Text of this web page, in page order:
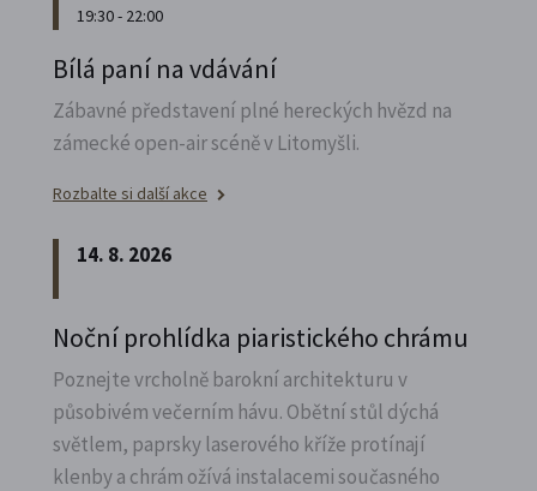
19:30 - 22:00
Bílá paní na vdávání
Zábavné představení plné hereckých hvězd na
zámecké open-air scéně v Litomyšli.
Rozbalte si další akce
14. 8. 2026
Noční prohlídka piaristického chrámu
Poznejte vrcholně barokní architekturu v
působivém večerním hávu. Obětní stůl dýchá
světlem, paprsky laserového kříže protínají
klenby a chrám ožívá instalacemi současného